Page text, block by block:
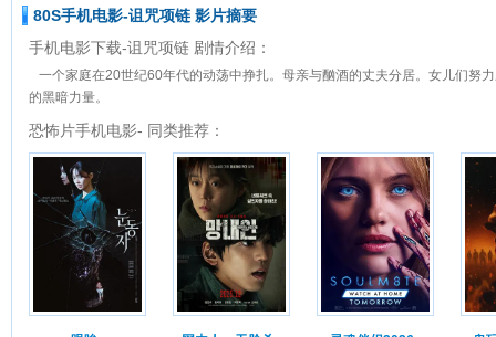
80S手机电影-诅咒项链 影片摘要
手机电影下载-诅咒项链 剧情介绍：
一个家庭在20世纪60年代的动荡中挣扎。母亲与酗酒的丈夫分居。女儿们努
的黑暗力量。
恐怖片手机电影- 同类推荐：